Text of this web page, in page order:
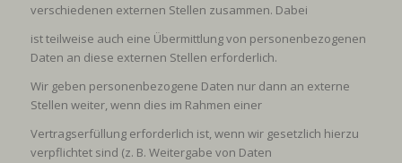
verschiedenen externen Stellen zusammen. Dabei
ist teilweise auch eine Übermittlung von personenbezogenen
Daten an diese externen Stellen erforderlich.
Wir geben personenbezogene Daten nur dann an externe
Stellen weiter, wenn dies im Rahmen einer
Vertragserfüllung erforderlich ist, wenn wir gesetzlich hierzu
verpflichtet sind (z. B. Weitergabe von Daten